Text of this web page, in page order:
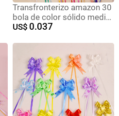
Transfronterizo amazon 30
bola de color sólido medio
flor regalo de vacaciones
flores llano mano tira cinta
de flores
US$ 0.037